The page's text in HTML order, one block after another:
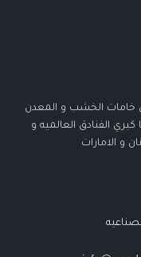
خامات الخشب و المعدن
الفنادق العالميه و
و الامارات